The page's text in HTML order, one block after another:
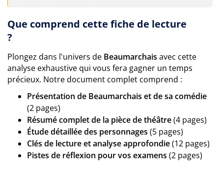
Que comprend cette fiche de lecture
?
Plongez dans l'univers de Beaumarchais avec cette
analyse exhaustive qui vous fera gagner un temps
précieux. Notre document complet comprend :
Présentation de Beaumarchais et de sa comédie
(2 pages)
Résumé complet de la pièce de théâtre(4 pages)
Étude détaillée des personnages (5 pages)
Clés de lecture et analyse approfondie(12 pages)
Pistes de réflexion pour vos examens (2 pages)